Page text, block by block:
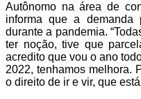
Autônomo na área de
informa que a
durante a pandemia.
ter noção, tive que
acredito que vou o ano
2022, tenhamos melhora.
o direito de ir e vir, que